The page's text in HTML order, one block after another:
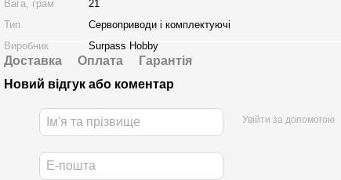
Вага, грам
21
Тип
Сервоприводи і комплектуючі
Виробник
Surpass Hobby
Доставка Оплата
Гарантія
Новий відгук або коментар
Увійти за допомогою